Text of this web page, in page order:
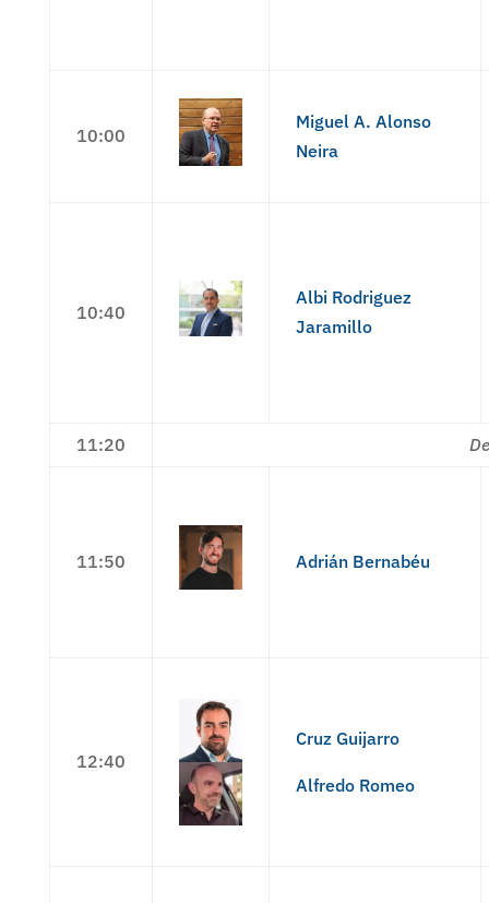
10:00
Miguel A. Alonso
Neira
10:40
Albi Rodriguez
Jaramillo
11:20
11:50 Adrián Bernabéu
12:40
Cruz Guijarro
Alfredo Romeo